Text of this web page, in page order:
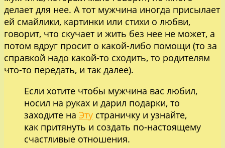
делает для нее. А тот мужчина иногда присылает
ей смайлики, картинки или стихи о любви,
говорит, что скучает и жить без нее не может, а
потом вдруг просит о какой-либо помощи (то за
справкой надо какой-то сходить, то родителям
что-то передать, и так далее).
Если хотите чтобы мужчина вас любил,
носил на руках и дарил подарки, то
заходите на Эту страничку и узнайте,
как притянуть и создать по-настоящему
счастливые отношения.